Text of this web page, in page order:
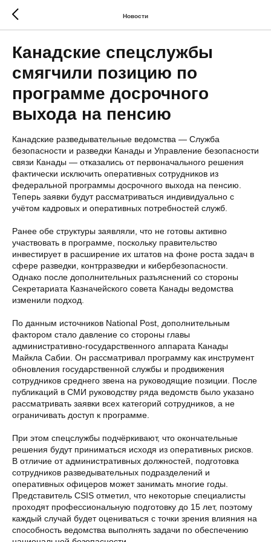
Новости
Канадские спецслужбы
смягчили позицию по
программе досрочного
выхода на пенсию
Канадские разведывательные ведомства — Служба
безопасности и разведки Канады и Управление безопасности
связи Канады — отказались от первоначального решения
фактически исключить оперативных сотрудников из
федеральной программы досрочного выхода на пенсию.
Теперь заявки будут рассматриваться индивидуально с
учётом кадровых и оперативных потребностей служб.
Ранее обе структуры заявляли, что не готовы активно
участвовать в программе, поскольку правительство
инвестирует в расширение их штатов на фоне роста задач в
сфере разведки, контрразведки и кибербезопасности.
Однако после дополнительных разъяснений со стороны
Секретариата Казначейского совета Канады ведомства
изменили подход.
По данным источников National Post, дополнительным
фактором стало давление со стороны главы
административно-государственного аппарата Канады
Майкла Сабии. Он рассматривал программу как инструмент
обновления государственной службы и продвижения
сотрудников среднего звена на руководящие позиции. После
публикаций в СМИ руководству ряда ведомств было указано
рассматривать заявки всех категорий сотрудников, а не
ограничивать доступ к программе.
При этом спецслужбы подчёркивают, что окончательные
решения будут приниматься исходя из оперативных рисков.
В отличие от административных должностей, подготовка
сотрудников разведывательных подразделений и
оперативных офицеров может занимать многие годы.
Представитель CSIS отметил, что некоторые специалисты
проходят профессиональную подготовку до 15 лет, поэтому
каждый случай будет оцениваться с точки зрения влияния на
способность ведомства выполнять задачи по обеспечению